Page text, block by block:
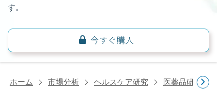
す。
ホーム 市場分析 ヘルスケア研究 医薬品研究